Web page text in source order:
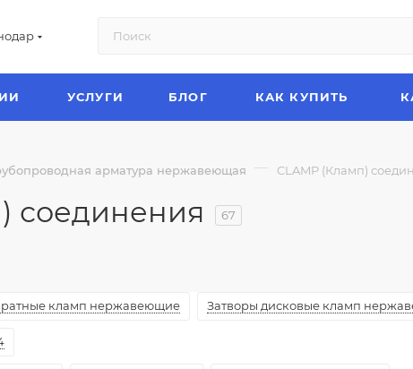
УСЛУГИ БЛОГ КАК КУПИТЬ
арматура нержавеющая — CLAMP (Кламп)
соединения 67
кламп нержавеющие Затворы дисковые кламп